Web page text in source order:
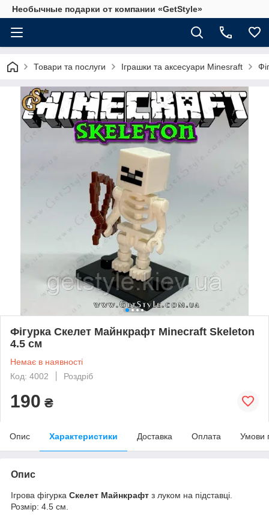
Необычные подарки от компании «GetStyle»
Товари та послуги Іграшки та аксесуари Minesraft
Фігурка Скелет Майнкрафт Minecraft Skeleton
4.5 см
Немає в наявності
Код: 4002
Роздріб
190 ₴
Опис Характеристики Доставка Оплата Умови
Опис
Ігрова фігурка Скелет Майнкрафт з луком на підставці.
Розмір: 4.5 см.